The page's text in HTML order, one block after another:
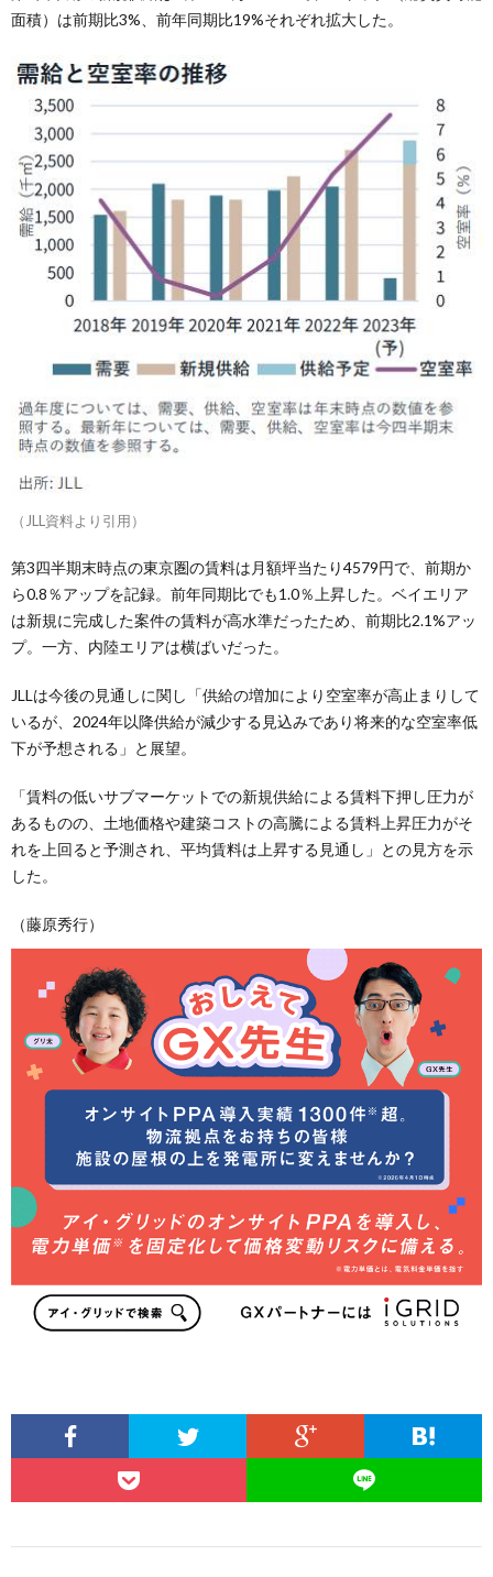
面積）は前期比3%、前年同期比19%それぞれ拡大した。
（JLL資料より引用）
第3四半期末時点の東京圏の賃料は月額坪当たり4579円で、前期か
ら0.8％アップを記録。前年同期比でも1.0％上昇した。ベイエリア
は新規に完成した案件の賃料が高水準だったため、前期比2.1%アッ
プ。一方、内陸エリアは横ばいだった。
JLLは今後の⾒通しに関し「供給の増加により空室率が高止まりして
いるが、2024年以降供給が減少する見込みであり将来的な空室率低
下が予想される」と展望。
「賃料の低いサブマーケットでの新規供給による賃料下押し圧力が
あるものの、土地価格や建築コストの高騰による賃料上昇圧力がそ
れを上回ると予測され、平均賃料は上昇する見通し」との見方を示
した。
（藤原秀行）